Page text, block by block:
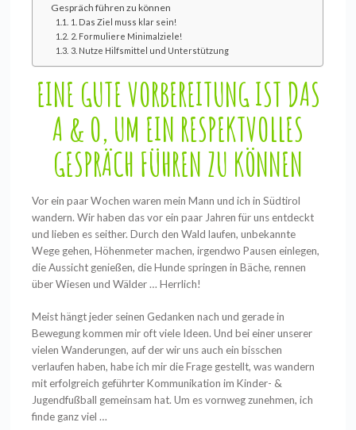
Gespräch führen zu können
1. Das Ziel muss klar sein!
2. Formuliere Minimalziele!
3. Nutze Hilfsmittel und Unterstützung
EINE GUTE VORBEREITUNG IST DAS
A & O, UM EIN RESPEKTVOLLES
GESPRÄCH FÜHREN ZU KÖNNEN
Vor ein paar Wochen waren mein Mann und ich in Südtirol
wandern. Wir haben das vor ein paar Jahren für uns entdeckt
und lieben es seither. Durch den Wald laufen, unbekannte
Wege gehen, Höhenmeter machen, irgendwo Pausen einlegen,
die Aussicht genießen, die Hunde springen in Bäche, rennen
über Wiesen und Wälder … Herrlich!
Meist hängt jeder seinen Gedanken nach und gerade in
Bewegung kommen mir oft viele Ideen. Und bei einer unserer
vielen Wanderungen, auf der wir uns auch ein bisschen
verlaufen haben, habe ich mir die Frage gestellt, was wandern
mit erfolgreich geführter Kommunikation im Kinder- &
Jugendfußball gemeinsam hat. Um es vornweg zunehmen, ich
finde ganz viel …